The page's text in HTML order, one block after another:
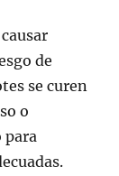
de
se curen
o
para